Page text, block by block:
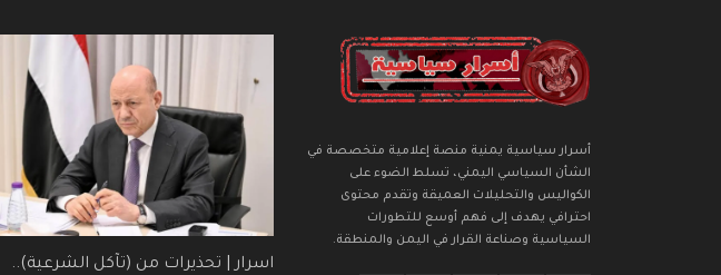
أسرار سياسية يمنية منصة إعلامية متخصصة في
الشأن السياسي اليمني، تسلط الضوء على
الكواليس والتحليلات العميقة وتقدم محتوى
احترافي يهدف إلى فهم أوسع للتطورات
السياسية وصناعة القرار في اليمن والمنطقة.
اسرار | تحذيرات من (تآكل الشرعية)..